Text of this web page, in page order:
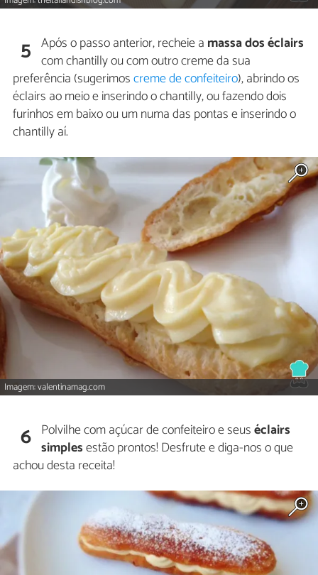
5 Após o passo anterior, recheie a massa dos éclairs
com chantilly ou com outro creme da sua
preferência (sugerimoscreme de confeiteiro), abrindo os
éclairs ao meio e inserindo o chantilly, ou fazendo dois
furinhos em baixo ou um numa das pontas e inserindo o
chantilly aí.
Imagem: valentinamag.com
6 Polvilhe com açúcar de confeiteiro e seuséclairs
simplesestão prontos! Desfrute e diga-nos o que
achou desta receita!